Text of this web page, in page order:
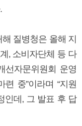
질병청은 올해 지
, 소비자단체 등 다
선자문위원회 운영
중”이라며 “지원
인데, 그 발표 후 답